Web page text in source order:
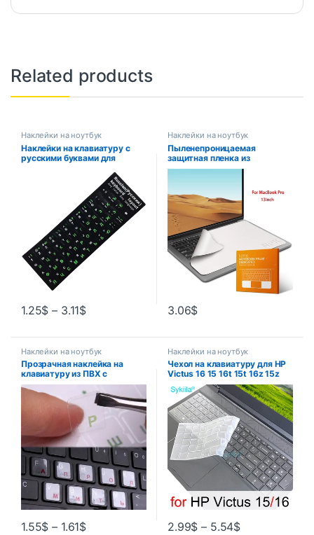
Related products
Наклейки на ноутбук
Наклейки на клавиатуру с
русскими буквами для
настольного компьютера,
чехлы на клавиатуру,
наклейки в России
1.25$ – 3.11$
Наклейки на ноутбук
Пыленепроницаемая
защитная пленка из
микрофибры для ноутбука,
салфетка для очистки экрана
для MacBook Pro 13/15/16
3.06$
Наклейки на ноутбук
Прозрачная наклейка на
клавиатуру из ПВХ с
русскими буквами,
водостойкая самоклеящаяся
разноцветная наклейка-
Обложка, Защитная
Наклейка на клавиатуру s
1.55$ – 1.61$
Наклейки на ноутбук
Чехол на клавиатуру для HP
Victus 16 15 16t 15t 16z 15z
16-d, силиконовый защитный
чехол, аксессуары для
игровых ноутбуков 15,6 16,1
2023
2.99$ – 5.54$